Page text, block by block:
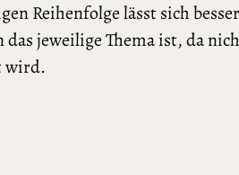
Reihenfolge lässt sich
das jeweilige Thema ist, da
wird.